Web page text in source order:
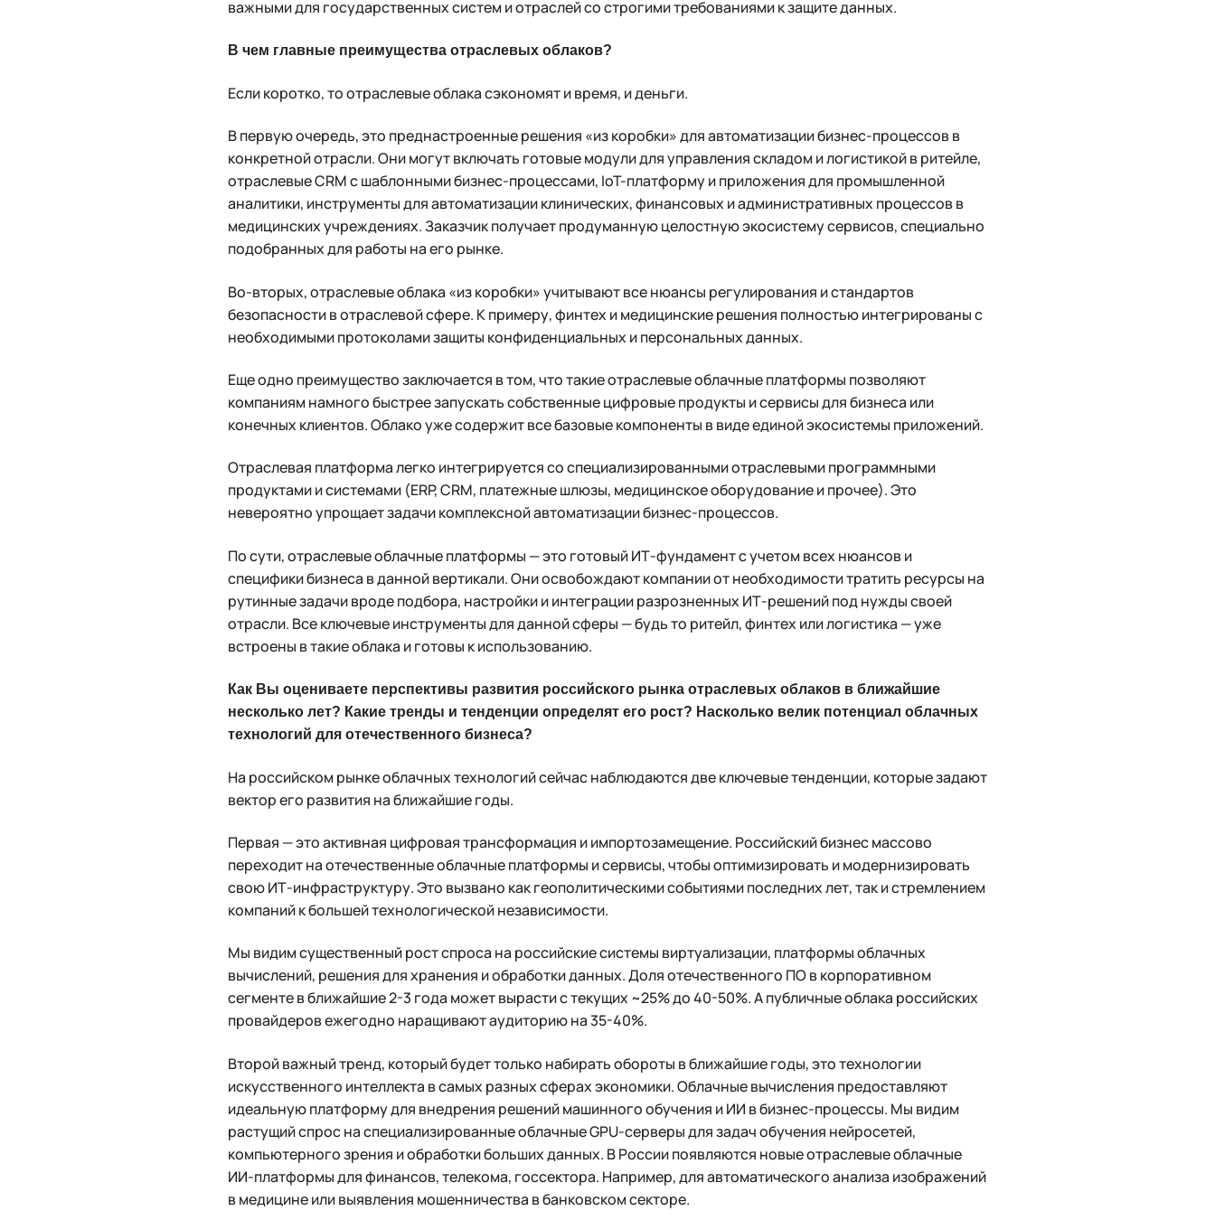
важными для государственных систем и отраслей со строгими требованиями к защите данных.
В чем главные преимущества отраслевых облаков?
Если коротко, то отраслевые облака сэкономят и время, и деньги.
В первую очередь, это преднастроенные решения «из коробки» для автоматизации бизнес-процессов в
конкретной отрасли. Они могут включать готовые модули для управления складом и логистикой в ритейле,
отраслевые CRM с шаблонными бизнес-процессами, IoT-платформу и приложения для промышленной
аналитики, инструменты для автоматизации клинических, финансовых и административных процессов в
медицинских учреждениях. Заказчик получает продуманную целостную экосистему сервисов, специально
подобранных для работы на его рынке.
Во-вторых, отраслевые облака «из коробки» учитывают все нюансы регулирования и стандартов
безопасности в отраслевой сфере. К примеру, финтех и медицинские решения полностью интегрированы с
необходимыми протоколами защиты конфиденциальных и персональных данных.
Еще одно преимущество заключается в том, что такие отраслевые облачные платформы позволяют
компаниям намного быстрее запускать собственные цифровые продукты и сервисы для бизнеса или
конечных клиентов. Облако уже содержит все базовые компоненты в виде единой экосистемы приложений.
Отраслевая платформа легко интегрируется со специализированными отраслевыми программными
продуктами и системами (ERP, CRM, платежные шлюзы, медицинское оборудование и прочее). Это
невероятно упрощает задачи комплексной автоматизации бизнес-процессов.
По сути, отраслевые облачные платформы — это готовый ИТ-фундамент с учетом всех нюансов и
специфики бизнеса в данной вертикали. Они освобождают компании от необходимости тратить ресурсы на
рутинные задачи вроде подбора, настройки и интеграции разрозненных ИТ-решений под нужды своей
отрасли. Все ключевые инструменты для данной сферы — будь то ритейл, финтех или логистика — уже
встроены в такие облака и готовы к использованию.
Как Вы оцениваете перспективы развития российского рынка отраслевых облаков в ближайшие
несколько лет? Какие тренды и тенденции определят его рост? Насколько велик потенциал облачных
технологий для отечественного бизнеса?
На российском рынке облачных технологий сейчас наблюдаются две ключевые тенденции, которые задают
вектор его развития на ближайшие годы.
Первая — это активная цифровая трансформация и импортозамещение. Российский бизнес массово
переходит на отечественные облачные платформы и сервисы, чтобы оптимизировать и модернизировать
свою ИТ-инфраструктуру. Это вызвано как геополитическими событиями последних лет, так и стремлением
компаний к большей технологической независимости.
Мы видим существенный рост спроса на российские системы виртуализации, платформы облачных
вычислений, решения для хранения и обработки данных. Доля отечественного ПО в корпоративном
сегменте в ближайшие 2-3 года может вырасти с текущих ~25% до 40-50%. А публичные облака российских
провайдеров ежегодно наращивают аудиторию на 35-40%.
Второй важный тренд, который будет только набирать обороты в ближайшие годы, это технологии
искусственного интеллекта в самых разных сферах экономики. Облачные вычисления предоставляют
идеальную платформу для внедрения решений машинного обучения и ИИ в бизнес-процессы. Мы видим
растущий спрос на специализированные облачные GPU-серверы для задач обучения нейросетей,
компьютерного зрения и обработки больших данных. В России появляются новые отраслевые облачные
ИИ-платформы для финансов, телекома, госсектора. Например, для автоматического анализа изображений
в медицине или выявления мошенничества в банковском секторе.